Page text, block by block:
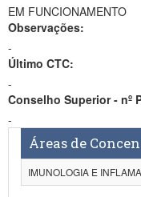
EM FUNCIONAMENTO
Observações:
-
Último CTC:
-
Conselho Superior - nº
-
Áreas de
IMUNOLOGIA E